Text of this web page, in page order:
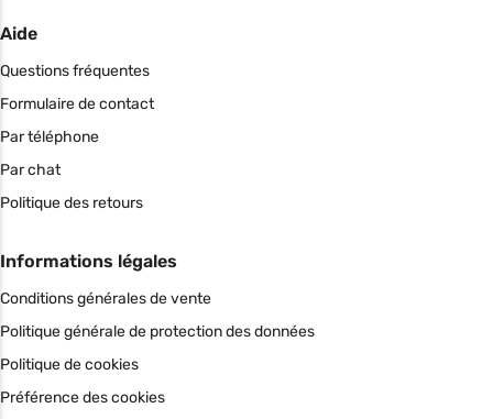
Aide
Questions fréquentes
Formulaire de contact
Par téléphone
Par chat
Politique des retours
Informations légales
Conditions générales de vente
Politique générale de protection des données
Politique de cookies
Préférence des cookies